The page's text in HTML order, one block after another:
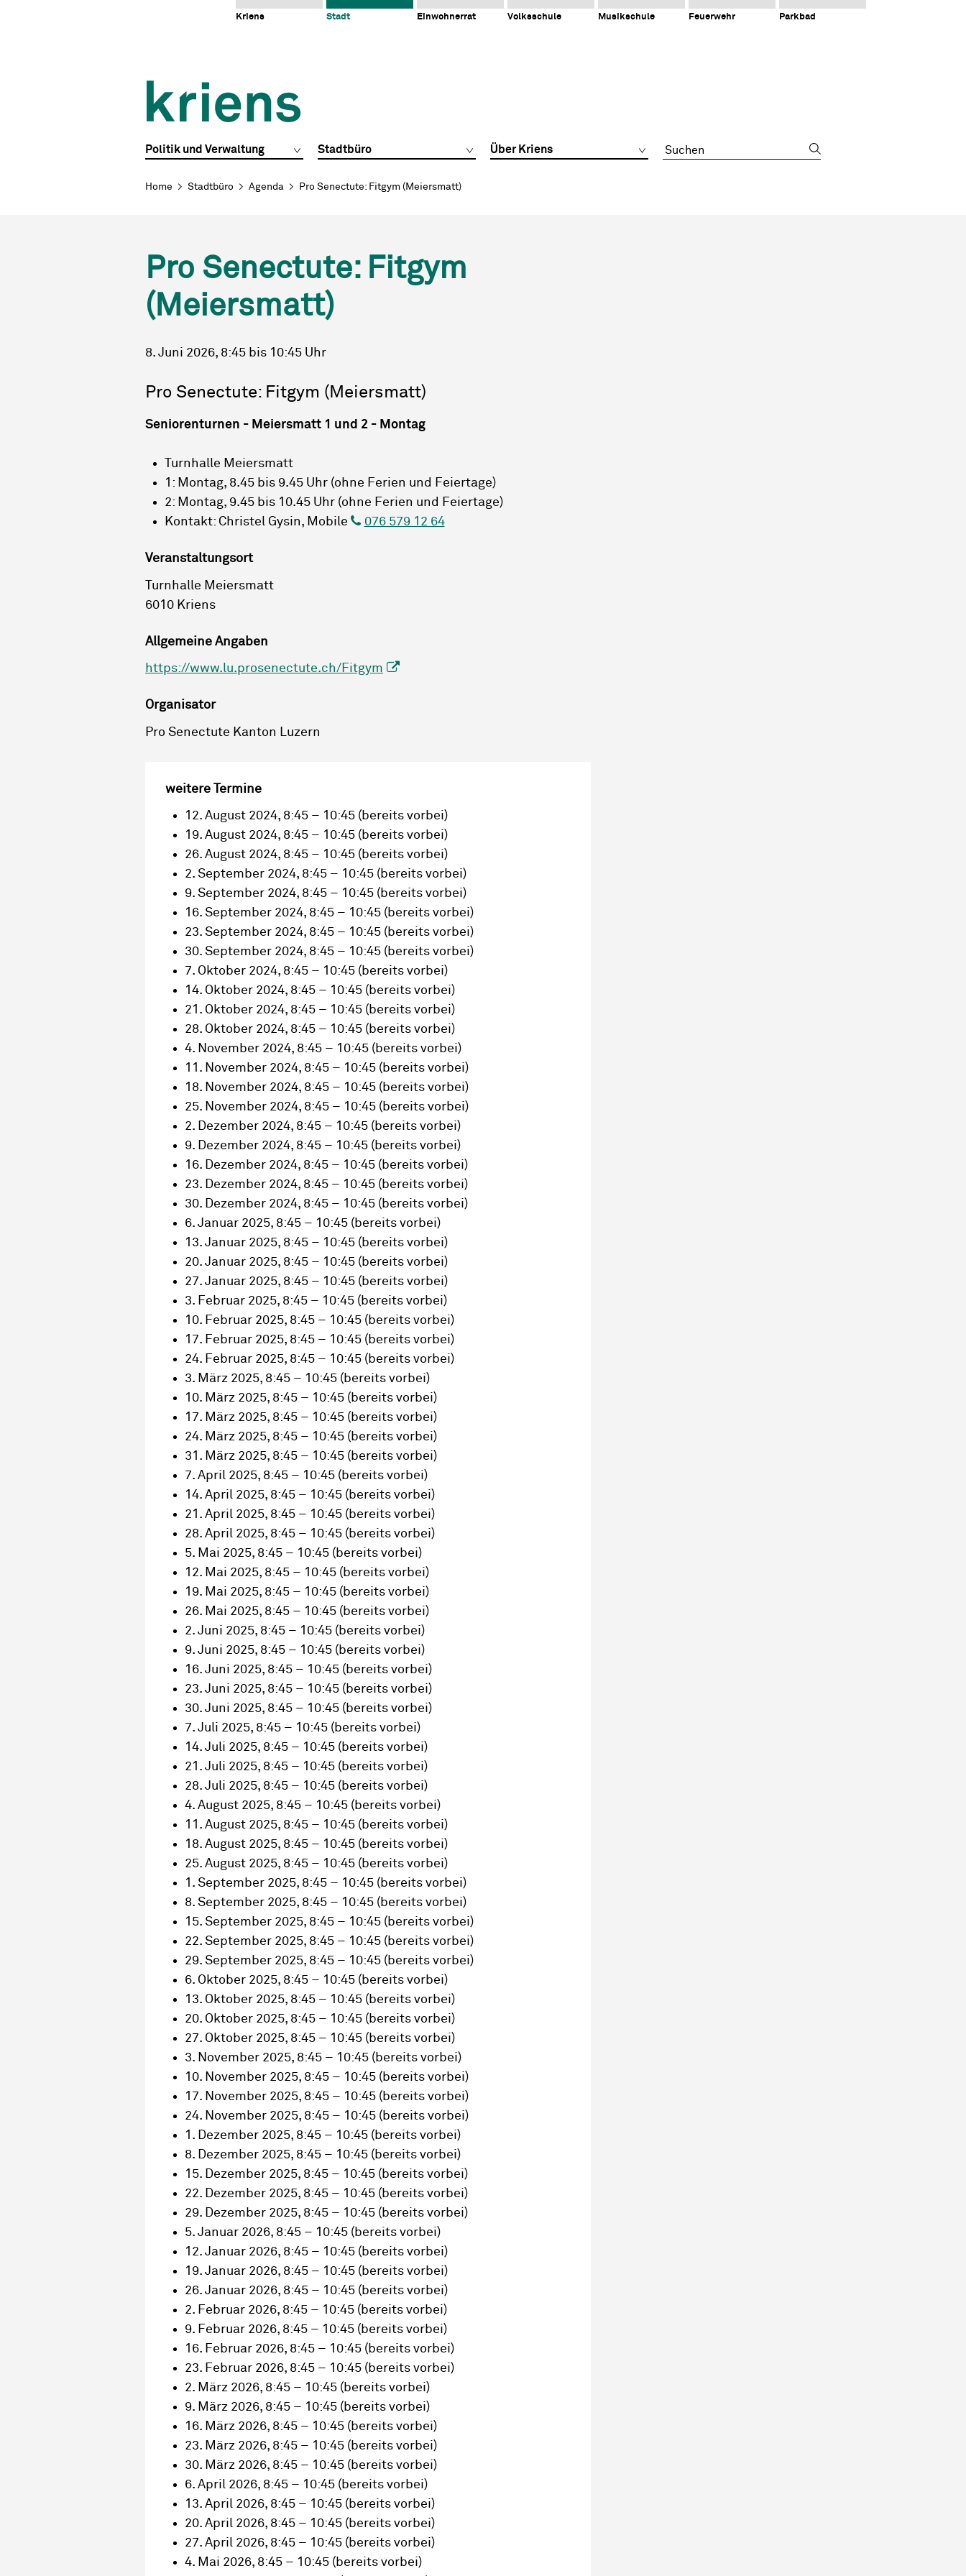
Navigieren in Kriens
Kriens Stadt Einwohnerrat Volksschule Musikschule Feuerwehr Parkbad
Hauptnavigation
Politik und Verwaltung Stadtbüro Über Kriens Suchbegriff
Breadcrumb
Home Stadtbüro Agenda Pro Senectute: Fitgym (Meiersmatt)
Pro Senectute: Fitgym
(Meiersmatt)
8. Juni 2026, 8:45 bis 10:45 Uhr
Pro Senectute: Fitgym (Meiersmatt)
Seniorenturnen - Meiersmatt 1 und 2 - Montag
Turnhalle Meiersmatt
1: Montag, 8.45 bis 9.45 Uhr (ohne Ferien und Feiertage)
2: Montag, 9.45 bis 10.45 Uhr (ohne Ferien und Feiertage)
Kontakt: Christel Gysin, Mobile
076 579 12 64
Veranstaltungsort
Turnhalle Meiersmatt
6010 Kriens
Allgemeine Angaben
https://www.lu.prosenectute.ch/Fitgym
Organisator
Pro Senectute Kanton Luzern
weitere Termine
12. August 2024, 8:45 – 10:45 (bereits vorbei)
19. August 2024, 8:45 – 10:45 (bereits vorbei)
26. August 2024, 8:45 – 10:45 (bereits vorbei)
2. September 2024, 8:45 – 10:45 (bereits vorbei)
9. September 2024, 8:45 – 10:45 (bereits vorbei)
16. September 2024, 8:45 – 10:45 (bereits vorbei)
23. September 2024, 8:45 – 10:45 (bereits vorbei)
30. September 2024, 8:45 – 10:45 (bereits vorbei)
7. Oktober 2024, 8:45 – 10:45 (bereits vorbei)
14. Oktober 2024, 8:45 – 10:45 (bereits vorbei)
21. Oktober 2024, 8:45 – 10:45 (bereits vorbei)
28. Oktober 2024, 8:45 – 10:45 (bereits vorbei)
4. November 2024, 8:45 – 10:45 (bereits vorbei)
11. November 2024, 8:45 – 10:45 (bereits vorbei)
18. November 2024, 8:45 – 10:45 (bereits vorbei)
25. November 2024, 8:45 – 10:45 (bereits vorbei)
2. Dezember 2024, 8:45 – 10:45 (bereits vorbei)
9. Dezember 2024, 8:45 – 10:45 (bereits vorbei)
16. Dezember 2024, 8:45 – 10:45 (bereits vorbei)
23. Dezember 2024, 8:45 – 10:45 (bereits vorbei)
30. Dezember 2024, 8:45 – 10:45 (bereits vorbei)
6. Januar 2025, 8:45 – 10:45 (bereits vorbei)
13. Januar 2025, 8:45 – 10:45 (bereits vorbei)
20. Januar 2025, 8:45 – 10:45 (bereits vorbei)
27. Januar 2025, 8:45 – 10:45 (bereits vorbei)
3. Februar 2025, 8:45 – 10:45 (bereits vorbei)
10. Februar 2025, 8:45 – 10:45 (bereits vorbei)
17. Februar 2025, 8:45 – 10:45 (bereits vorbei)
24. Februar 2025, 8:45 – 10:45 (bereits vorbei)
3. März 2025, 8:45 – 10:45 (bereits vorbei)
10. März 2025, 8:45 – 10:45 (bereits vorbei)
17. März 2025, 8:45 – 10:45 (bereits vorbei)
24. März 2025, 8:45 – 10:45 (bereits vorbei)
31. März 2025, 8:45 – 10:45 (bereits vorbei)
7. April 2025, 8:45 – 10:45 (bereits vorbei)
14. April 2025, 8:45 – 10:45 (bereits vorbei)
21. April 2025, 8:45 – 10:45 (bereits vorbei)
28. April 2025, 8:45 – 10:45 (bereits vorbei)
5. Mai 2025, 8:45 – 10:45 (bereits vorbei)
12. Mai 2025, 8:45 – 10:45 (bereits vorbei)
19. Mai 2025, 8:45 – 10:45 (bereits vorbei)
26. Mai 2025, 8:45 – 10:45 (bereits vorbei)
2. Juni 2025, 8:45 – 10:45 (bereits vorbei)
9. Juni 2025, 8:45 – 10:45 (bereits vorbei)
16. Juni 2025, 8:45 – 10:45 (bereits vorbei)
23. Juni 2025, 8:45 – 10:45 (bereits vorbei)
30. Juni 2025, 8:45 – 10:45 (bereits vorbei)
7. Juli 2025, 8:45 – 10:45 (bereits vorbei)
14. Juli 2025, 8:45 – 10:45 (bereits vorbei)
21. Juli 2025, 8:45 – 10:45 (bereits vorbei)
28. Juli 2025, 8:45 – 10:45 (bereits vorbei)
4. August 2025, 8:45 – 10:45 (bereits vorbei)
11. August 2025, 8:45 – 10:45 (bereits vorbei)
18. August 2025, 8:45 – 10:45 (bereits vorbei)
25. August 2025, 8:45 – 10:45 (bereits vorbei)
1. September 2025, 8:45 – 10:45 (bereits vorbei)
8. September 2025, 8:45 – 10:45 (bereits vorbei)
15. September 2025, 8:45 – 10:45 (bereits vorbei)
22. September 2025, 8:45 – 10:45 (bereits vorbei)
29. September 2025, 8:45 – 10:45 (bereits vorbei)
6. Oktober 2025, 8:45 – 10:45 (bereits vorbei)
13. Oktober 2025, 8:45 – 10:45 (bereits vorbei)
20. Oktober 2025, 8:45 – 10:45 (bereits vorbei)
27. Oktober 2025, 8:45 – 10:45 (bereits vorbei)
3. November 2025, 8:45 – 10:45 (bereits vorbei)
10. November 2025, 8:45 – 10:45 (bereits vorbei)
17. November 2025, 8:45 – 10:45 (bereits vorbei)
24. November 2025, 8:45 – 10:45 (bereits vorbei)
1. Dezember 2025, 8:45 – 10:45 (bereits vorbei)
8. Dezember 2025, 8:45 – 10:45 (bereits vorbei)
15. Dezember 2025, 8:45 – 10:45 (bereits vorbei)
22. Dezember 2025, 8:45 – 10:45 (bereits vorbei)
29. Dezember 2025, 8:45 – 10:45 (bereits vorbei)
5. Januar 2026, 8:45 – 10:45 (bereits vorbei)
12. Januar 2026, 8:45 – 10:45 (bereits vorbei)
19. Januar 2026, 8:45 – 10:45 (bereits vorbei)
26. Januar 2026, 8:45 – 10:45 (bereits vorbei)
2. Februar 2026, 8:45 – 10:45 (bereits vorbei)
9. Februar 2026, 8:45 – 10:45 (bereits vorbei)
16. Februar 2026, 8:45 – 10:45 (bereits vorbei)
23. Februar 2026, 8:45 – 10:45 (bereits vorbei)
2. März 2026, 8:45 – 10:45 (bereits vorbei)
9. März 2026, 8:45 – 10:45 (bereits vorbei)
16. März 2026, 8:45 – 10:45 (bereits vorbei)
23. März 2026, 8:45 – 10:45 (bereits vorbei)
30. März 2026, 8:45 – 10:45 (bereits vorbei)
6. April 2026, 8:45 – 10:45 (bereits vorbei)
13. April 2026, 8:45 – 10:45 (bereits vorbei)
20. April 2026, 8:45 – 10:45 (bereits vorbei)
27. April 2026, 8:45 – 10:45 (bereits vorbei)
4. Mai 2026, 8:45 – 10:45 (bereits vorbei)